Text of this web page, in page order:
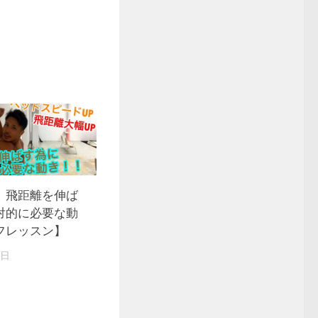
飛距離を伸ば
的に必要な動
ッスン】